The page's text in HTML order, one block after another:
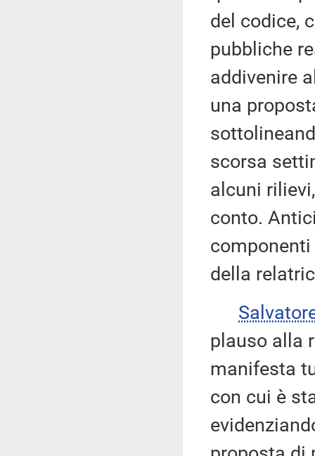
del codice,
pubbliche
addivenire
una
scorsa
alcuni
conto.
della
plauso alla
manifesta
con cui è